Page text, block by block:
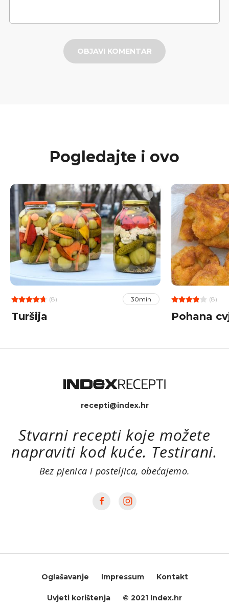
OBJAVI KOMENTAR
Pogledajte i ovo
(8) 30min
Turšija
(8)
Pohana
recepti@index.hr
Stvarni recepti koje možete
napraviti kod kuće. Testirani.
Bez pjenica i posteljica, obećajemo.
Oglašavanje Impressum Kontakt
Uvjeti korištenja © 2021 Index.hr